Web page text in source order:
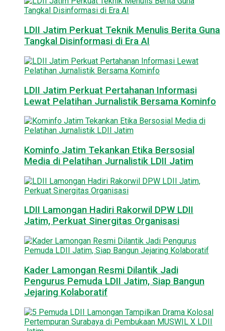
LDII Jatim Perkuat Teknik Menulis Berita Guna
Tangkal Disinformasi di Era AI
LDII Jatim Perkuat Pertahanan Informasi
Lewat Pelatihan Jurnalistik Bersama Kominfo
Kominfo Jatim Tekankan Etika Bersosial
Media di Pelatihan Jurnalistik LDII Jatim
LDII Lamongan Hadiri Rakorwil DPW LDII
Jatim, Perkuat Sinergitas Organisasi
Kader Lamongan Resmi Dilantik Jadi
Pengurus Pemuda LDII Jatim, Siap Bangun
Jejaring Kolaboratif